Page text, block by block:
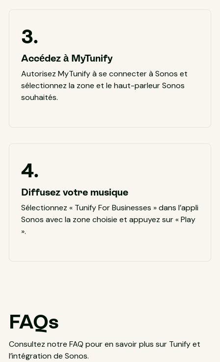
3.
Accédez à MyTunify
Autorisez MyTunify à se connecter à Sonos et
sélectionnez la zone et le haut-parleur Sonos
souhaités.
4.
Diffusez votre musique
Sélectionnez « Tunify For Businesses » dans l’appli
Sonos avec la zone choisie et appuyez sur « Play
».
FAQs
Consultez notre FAQ pour en savoir plus sur Tunify et
l’intégration de Sonos.